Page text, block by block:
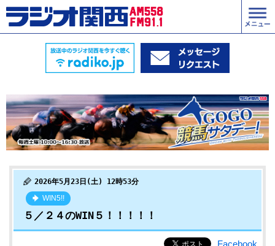
2026年5月23日(土) 12時53分
WIN5!!
５／２４のWIN５！！！！！